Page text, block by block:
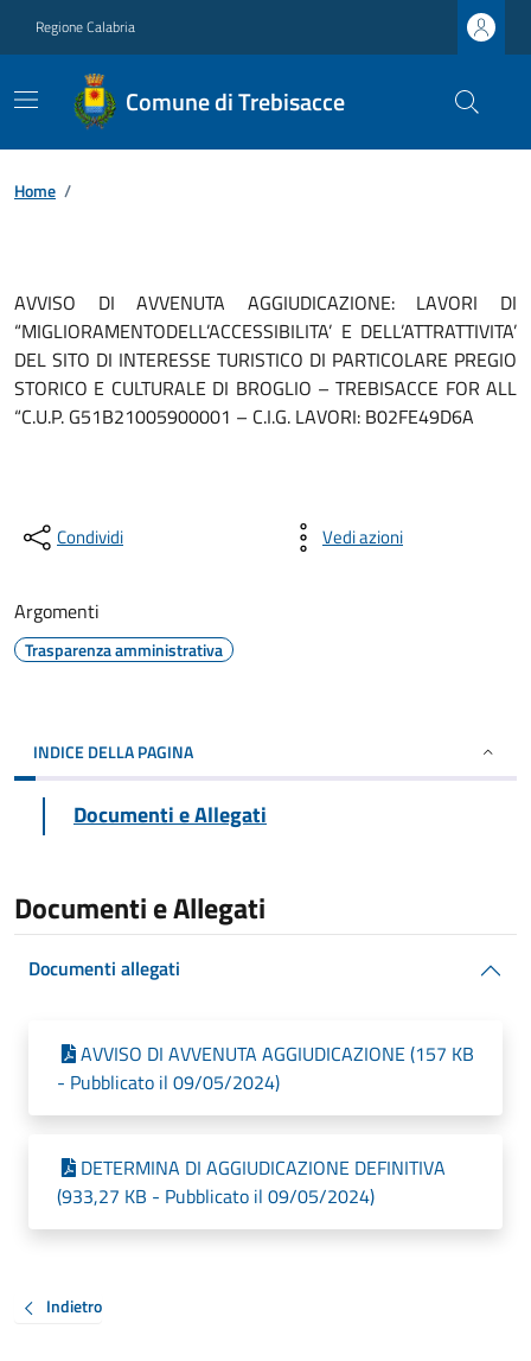
Regione Calabria
Comune di Trebisacce
Home /
AVVISO DI AVVENUTA AGGIUDICAZIONE: LAVORI DI
“MIGLIORAMENTODELL’ACCESSIBILITA’ E DELL’ATTRATTIVITA’
DEL SITO DI INTERESSE TURISTICO DI PARTICOLARE PREGIO
STORICO E CULTURALE DI BROGLIO – TREBISACCE FOR ALL
“C.U.P. G51B21005900001 – C.I.G. LAVORI: B02FE49D6A
Condividi Vedi azioni
Argomenti
Trasparenza amministrativa
INDICE DELLA PAGINA
Documenti e Allegati
Documenti e Allegati
Documenti allegati
AVVISO DI AVVENUTA AGGIUDICAZIONE (157 KB
- Pubblicato il 09/05/2024)
DETERMINA DI AGGIUDICAZIONE DEFINITIVA
(933,27 KB - Pubblicato il 09/05/2024)
Indietro